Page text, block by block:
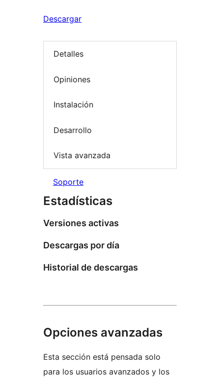
Descargar
Detalles
Opiniones
Instalación
Desarrollo
Vista avanzada
Soporte
Estadísticas
Versiones activas
Descargas por día
Historial de descargas
Opciones avanzadas
Esta sección está pensada solo
para los usuarios avanzados y los